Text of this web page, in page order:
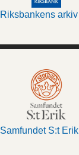
Riksbankens arkiv
Samfundet S:t Erik